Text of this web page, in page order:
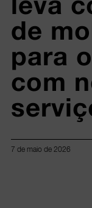
de
para
com
7 de maio de 2026